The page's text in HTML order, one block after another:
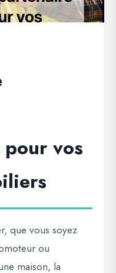
vos
que vous soyez
ou
maison, la